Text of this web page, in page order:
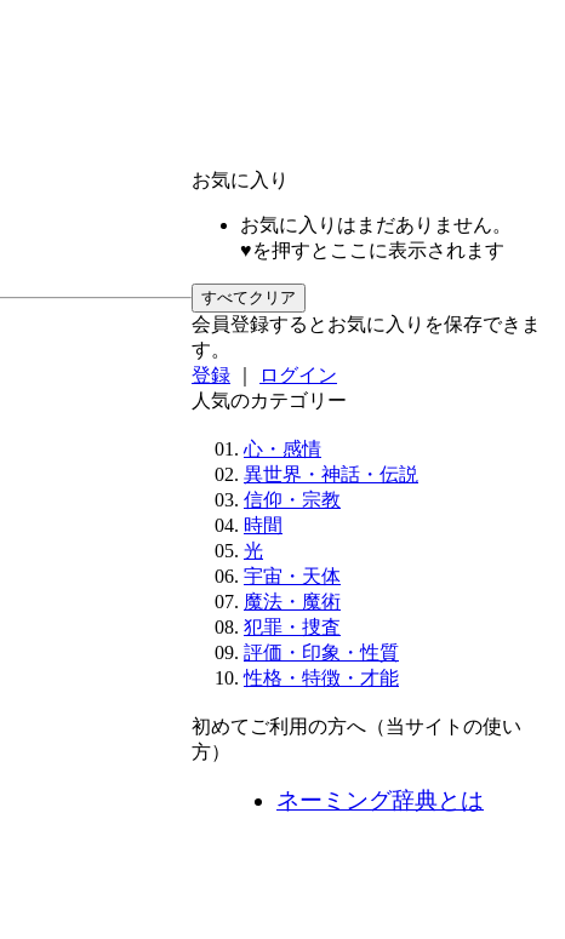
お気に入り
お気に入りはまだありません。
♥を押すとここに表示されます
すべてクリア
会員登録するとお気に入りを保存できま
す。
登録
ログイン
人気のカテゴリー
心・感情
異世界・神話・伝説
信仰・宗教
時間
光
宇宙・天体
魔法・魔術
犯罪・捜査
評価・印象・性質
性格・特徴・才能
初めてご利用の方へ（当サイトの使い
方）
ネーミング辞典とは